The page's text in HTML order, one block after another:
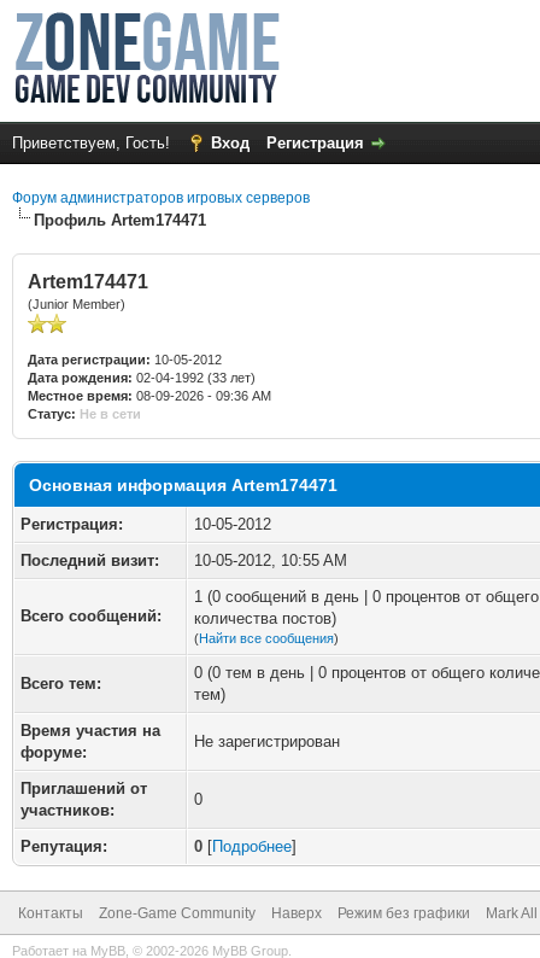
Приветствуем, Гость! Вход Регистрация
Форум администраторов игровых серверов
Профиль Artem174471
Artem174471
(Junior Member)
Дата регистрации: 10-05-2012
Дата рождения: 02-04-1992 (33 лет)
Местное время: 08-09-2026 - 09:36 AM
Статус: Не в сети
Основная информация Artem174471
Регистрация:
10-05-2012
Последний визит:
10-05-2012, 10:55 AM
Всего сообщений:
1 (0 сообщений в день | 0 процентов от общего
количества постов)
(Найти все сообщения)
Всего тем:
0 (0 тем в день | 0 процентов от общего
тем)
Время участия на
форуме:
Не зарегистрирован
Приглашений от
участников:
0
Репутация: 0 [Подробнее]
Контакты Zone-Game Community Наверх Режим без графики Mark
Работает на MyBB , © 2002-2026 MyBB Group